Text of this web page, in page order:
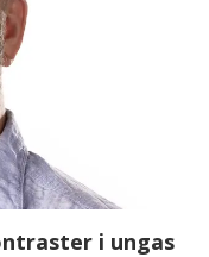
i ungas